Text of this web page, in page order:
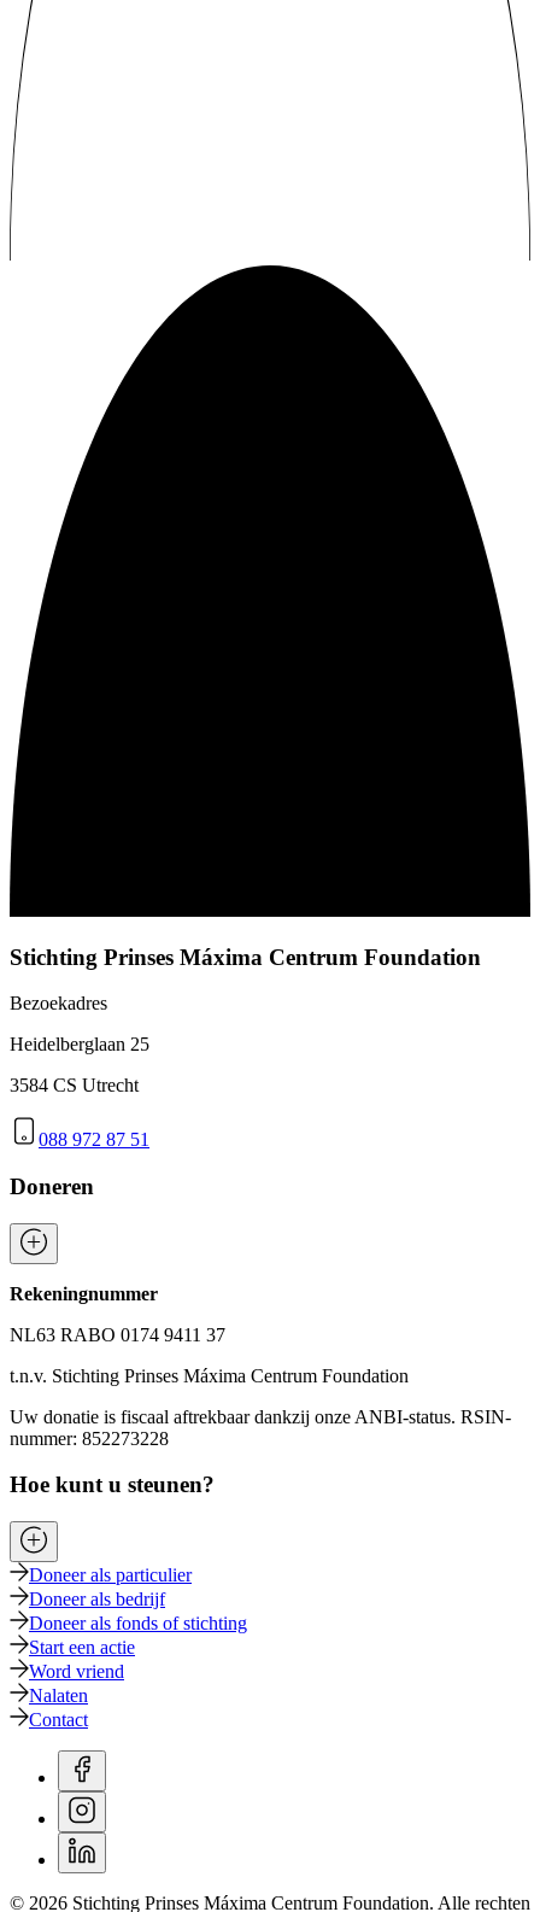
Stichting Prinses Máxima Centrum Foundation
Bezoekadres
Heidelberglaan 25
3584 CS Utrecht
088 972 87 51
Doneren
Rekeningnummer
NL63 RABO 0174 9411 37
t.n.v. Stichting Prinses Máxima Centrum Foundation
Uw donatie is fiscaal aftrekbaar dankzij onze ANBI-status. RSIN-
nummer: 852273228
Hoe kunt u steunen?
Doneer als particulier
Doneer als bedrijf
Doneer als fonds of stichting
Start een actie
Word vriend
Nalaten
Contact
© 2026 Stichting Prinses Máxima Centrum Foundation. Alle rechten